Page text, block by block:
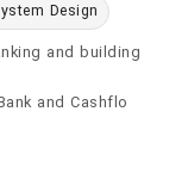
Design
and building
and Cashflo